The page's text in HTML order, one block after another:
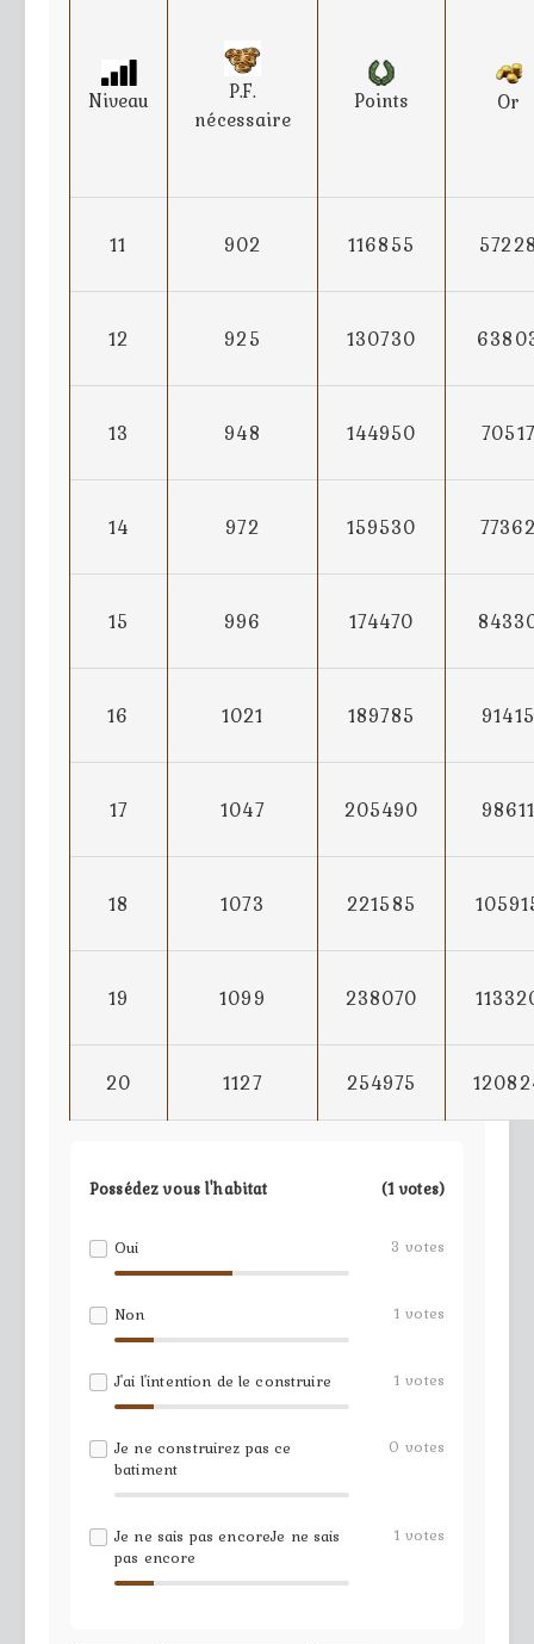
Niveau
P.F.
nécessaire
Points Or
11 902 116855
12 925 130730
13 948 144950 70517
14 972 159530
15 996 174470
16 1021 189785 91415
17 1047 205490
18 1073 221585
19 1099 238070
20 1127 254975
Possédez vous l'habitat (1 votes)
Oui 3 votes
Non 1 votes
J'ai l'intention de le construire 1 votes
Je ne construirez pas ce
batiment
0 votes
Je ne sais pas encoreJe ne sais
pas encore
1 votes